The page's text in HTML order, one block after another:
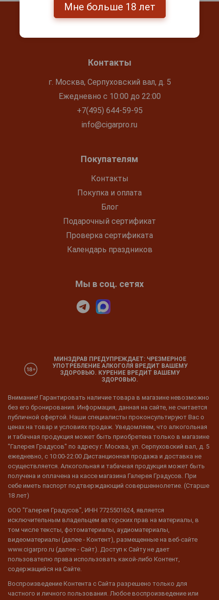
Контакты
г. Москва, Серпуховский вал, д. 5
Ежедневно с 10:00 до 22:00
+7(495) 644-59-95
info@cigarpro.ru
Покупателям
Контакты
Покупка и оплата
Блог
Подарочный сертификат
Проверка сертификата
Календарь праздников
Мы в соц. сетях
МИНЗДРАВ ПРЕДУПРЕЖДАЕТ: ЧРЕЗМЕРНОЕ
УПОТРЕБЛЕНИЕ АЛКОГОЛЯ ВРЕДИТ ВАШЕМУ
ЗДОРОВЬЮ. КУРЕНИЕ ВРЕДИТ ВАШЕМУ
ЗДОРОВЬЮ.
Внимание! Гарантировать наличие товара в магазине невозможно
без его бронирования. Информация, данная на сайте, не считается
публичной офертой. Наши специалисты проконсультируют Вас о
ценах на товар и условиях продаж. Уведомляем, что алкогольная
и табачная продукция может быть приобретена только в магазине
"Галерея Градусов" по адресу г. Москва, ул. Серпуховский вал, д. 5
ежедневно, с 10:00-22:00 Дистанционная продажа и доставка не
осуществляется. Алкогольная и табачная продукция может быть
получена и оплачена на кассе магазина Галерея Градусов. При
себе иметь паспорт подтверждающий совершеннолетие. (Старше
18 лет)
ООО "Галерея Градусов", ИНН 7725501624, является
исключительным владельцем авторских прав на материалы, в
том числе тексты, фотоматериалы, аудиоматериалы,
видеоматериалы (далее - Контент), размещенные на веб-сайте
www.cigarpro.ru (далее - Сайт). Доступ к Сайту не дает
пользователю права использовать какой-либо Контент,
содержащийся на Сайте.
Воспроизведение Контента с Сайта разрешено только для
частного и личного пользования. Любое воспроизведение или
Мне больше 18 лет